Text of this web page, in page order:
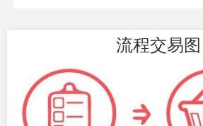
流程交易图